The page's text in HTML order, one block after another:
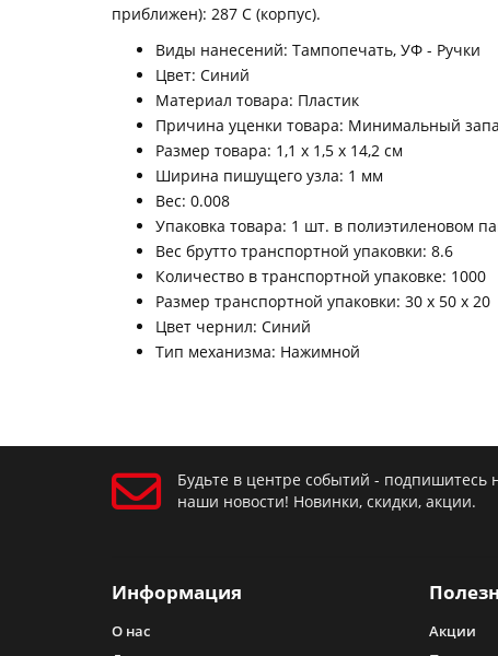
приближен): 287 C (корпус).
Виды нанесений: Тампопечать, УФ - Pучки
Цвет: Синий
Материал товара: Пластик
Причина уценки товара: Минимальный
Размер товара: 1,1 х 1,5 х 14,2 см
Ширина пишущего узла: 1 мм
Вес: 0.008
Упаковка товара: 1 шт. в полиэтиленовом
Вес брутто транспортной упаковки: 8.6
Количество в транспортной упаковке: 1000
Размер транспортной упаковки: 30 x 50 x 20
Цвет чернил: Синий
Тип механизма: Нажимной
Будьте в центре событий - подпишитесь
наши новости! Новинки, скидки, акции.
Информация
О нас
Акции